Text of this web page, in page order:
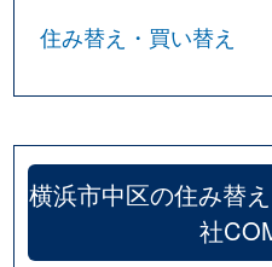
住み替え・買い替え
横浜市中区の住み替
社